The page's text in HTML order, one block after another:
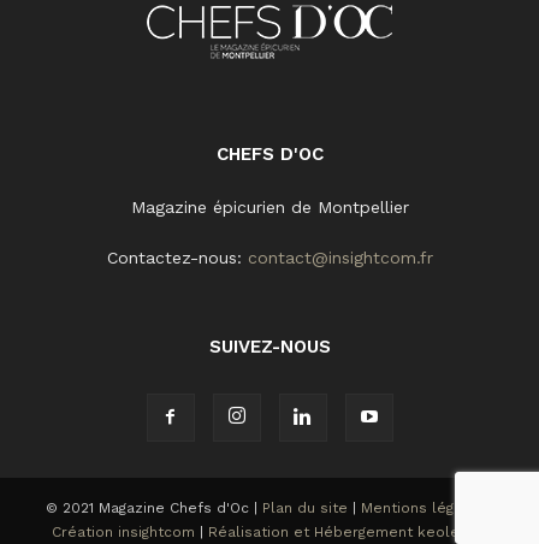
CHEFS D'OC
Magazine épicurien de Montpellier
Contactez-nous: contact@insightcom.fr
SUIVEZ-NOUS
© 2021 Magazine Chefs d'Oc | Plan du site | Mentions légales
Création insightcom | Réalisation et Hébergement keole.net